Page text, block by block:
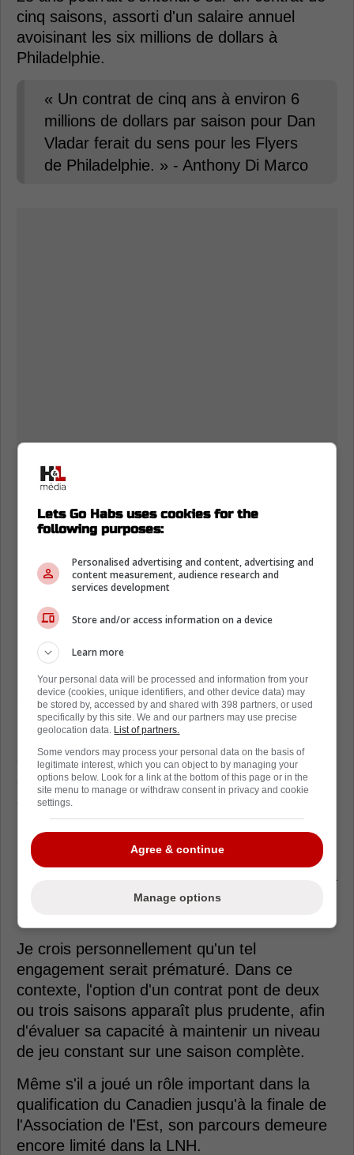
cinq saisons, assorti d'un salaire annuel
avoisinant les six millions de dollars à
Philadelphie.
« Un contrat de cinq ans à environ 6
millions de dollars par saison pour Dan
Vladar ferait du sens pour les Flyers
de Philadelphie. » - Anthony Di Marco
En tenant compte des projections salariales
qui placent les deux gardiens dans une
catégorie similaire, il est raisonnable de croire
que Jakub Dobes pourrait également viser
une entente comparable lors de ses
prochaines négociations avec Kent Hughes.
lui consentir un contrat de 30 millions de
Je crois personnellement qu'un tel
engagement serait prématuré. Dans ce
contexte, l'option d'un contrat pont de deux
ou trois saisons apparaît plus prudente, afin
d'évaluer sa capacité à maintenir un niveau
de jeu constant sur une saison complète.
Même s'il a joué un rôle important dans la
qualification du Canadien jusqu'à la finale de
l'Association de l'Est, son parcours demeure
encore limité dans la LNH.
Lets Go Habs uses cookies for the
following purposes:
Personalised advertising and content, advertising and
content measurement, audience research and
services development
Store and/or access information on a device
Learn more
Your personal data will be processed and information from your
device (cookies, unique identifiers, and other device data) may
be stored by, accessed by and shared with 398 partners, or used
specifically by this site. We and our partners may use precise
geolocation data. List of partners.
Some vendors may process your personal data on the basis of
legitimate interest, which you can object to by managing your
options below. Look for a link at the bottom of this page or in the
site menu to manage or withdraw consent in privacy and cookie
settings.
Agree & continue
Manage options